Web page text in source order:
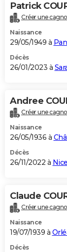
Patrick
Créer une
Naissance
29/05/1949 à
Décès
26/01/2023 à
Andree
Créer une
Naissance
26/05/1936 à
Décès
26/11/2022 à Nice
Claude
Créer une
Naissance
19/07/1939 à
Décès